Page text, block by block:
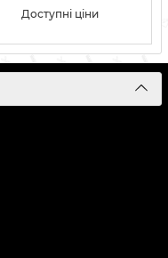
Доступні ціни